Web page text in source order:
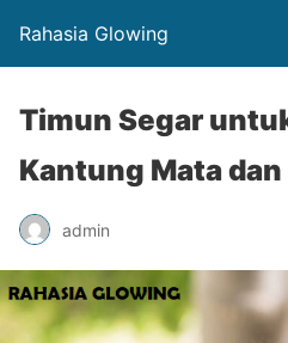
Rahasia Glowing
Timun Segar
Kantung Mata dan
admin